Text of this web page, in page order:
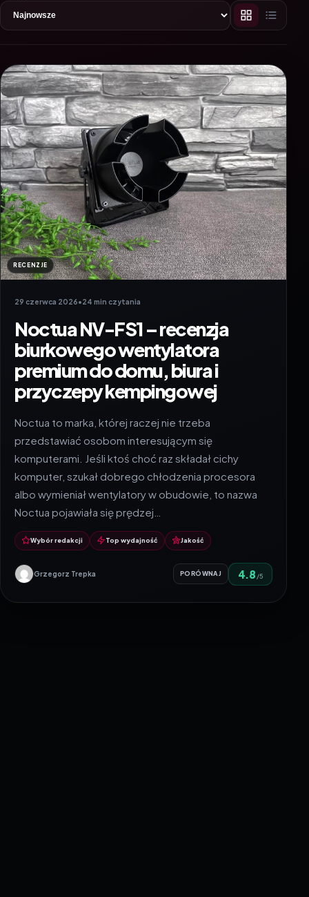
RECENZJE
29 czerwca 2026•24 min czytania
Noctua NV-FS1 – recenzja
biurkowego wentylatora
premium do domu, biura i
przyczepy kempingowej
Noctua to marka, której raczej nie trzeba
przedstawiać osobom interesującym się
komputerami. Jeśli ktoś choć raz składał cichy
komputer, szukał dobrego chłodzenia procesora
albo wymieniał wentylatory w obudowie, to nazwa
Noctua pojawiała się prędzej…
Wybór redakcji Top wydajność Jakość
Grzegorz Trepka PORÓWNAJ 4.8 /5